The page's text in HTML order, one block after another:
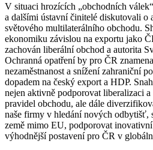
V situaci hrozících „obchodních
a dalšími ústavní činitelé diskutovali o
světového multilaterálního obchodu.
ekonomiku závislou na exportu jako
zachován liberální obchod a autorita
Ochranná opatření by pro ČR
nezaměstnanost a snížení zahraniční
dopadem na český export a HDP.
nejen aktivně podporovat liberalizaci
pravidel obchodu, ale dále
naše firmy v hledání nových odbytišť,
země mimo EU, podporovat inovativní
výhodnější postavení pro ČR v